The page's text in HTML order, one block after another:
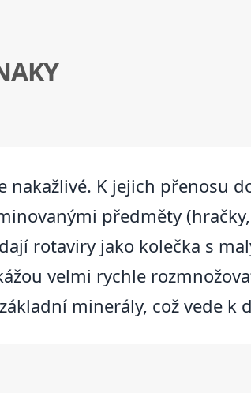
nakažlivé. K jejich přenosu
předměty
rotaviry jako kolečka s
velmi rychle
minerály, což vede k